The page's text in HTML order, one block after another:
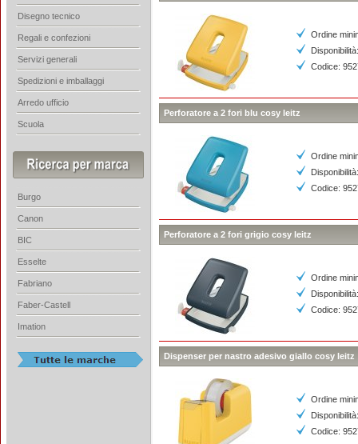
Ordine
Codice:
Perforatore a 2 fori blu cosy leitz
Ordine
Codice:
Perforatore a 2 fori grigio cosy leitz
Ordine
Codice:
Dispenser per nastro adesivo giallo cosy leitz
Ordine
Codice:
Disegno tecnico
Regali e confezioni
Servizi generali
Spedizioni e imballaggi
Arredo ufficio
Scuola
Burgo
Canon
BIC
Esselte
Fabriano
Faber-Castell
Imation